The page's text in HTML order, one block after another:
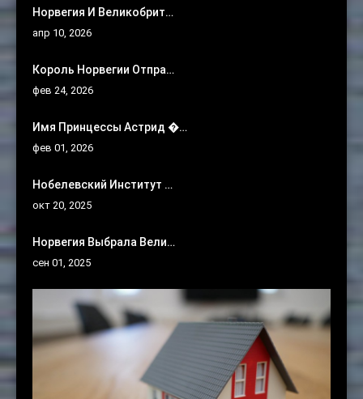
Норвегия И Великобрит…
апр 10, 2026
Король Норвегии Отпра…
фев 24, 2026
Имя Принцессы Астрид �…
фев 01, 2026
Нобелевский Институт …
окт 20, 2025
Норвегия Выбрала Вели…
сен 01, 2025